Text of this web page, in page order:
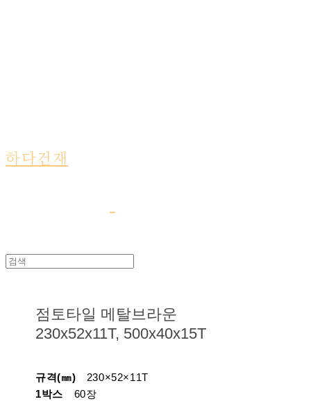
하다건재
점토타일 메탈브라운
230x52x11T, 500x40x15T
규격(㎜)
230×52×11T
1박스
60장